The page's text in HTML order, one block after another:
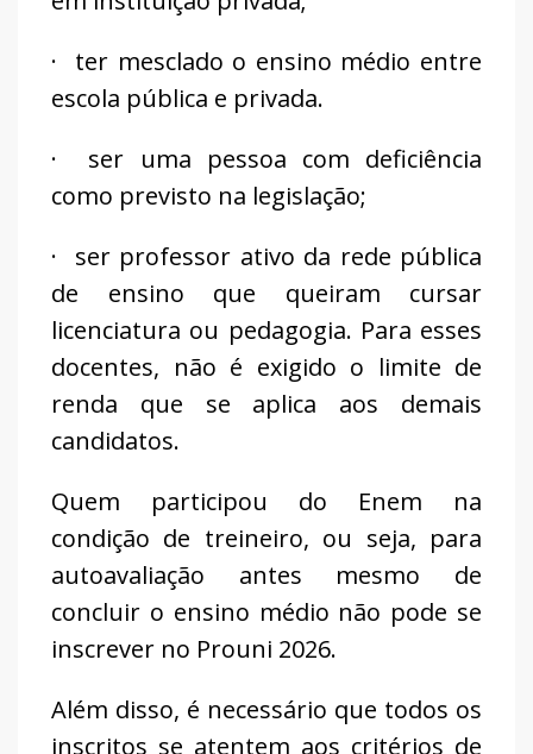
· ter mesclado o ensino médio entre
escola pública e privada.
· ser uma pessoa com deficiência
como previsto na legislação;
· ser professor ativo da rede pública
de ensino que queiram cursar
licenciatura ou pedagogia. Para esses
docentes, não é exigido o limite de
renda que se aplica aos demais
candidatos.
Quem participou do Enem na
condição de treineiro, ou seja, para
autoavaliação antes mesmo de
concluir o ensino médio não pode se
inscrever no Prouni 2026.
Além disso, é necessário que todos os
inscritos se atentem aos critérios de